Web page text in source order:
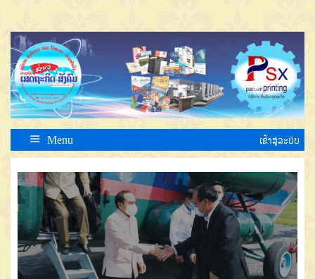
Menu ເຂົ້າສູ່ລະບົບ